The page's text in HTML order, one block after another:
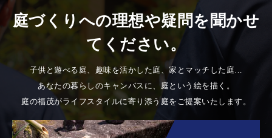
庭づくりへの理想や疑問を聞かせ
てください。
子供と遊べる庭、趣味を活かした庭、家とマッチした庭…
あなたの暮らしのキャンバスに、庭という絵を描く。
庭の福茂がライフスタイルに寄り添う庭をご提案いたします。